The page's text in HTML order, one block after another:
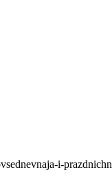
i-